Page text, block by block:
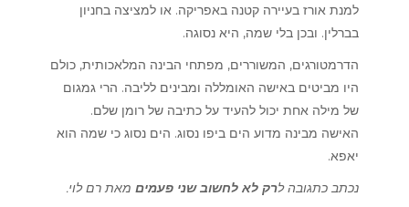
למנת אורז בעיירה קטנה באפריקה. או למציצה בחניון
בברלין. ובכן בלי שמה, היא נסוגה.
הדרמטורגים, המשוררים, מפתחי הבינה המלאכותית, כולם
היו מביטים באישה האומללה ומבינים לליבה. הרי גמגום
של מילה אחת יכול להעיד על כתיבה של רומן שלם.
האישה מבינה מדוע הים ביפו נסוג. הים נסוג כי שמה הוא
יאפא.
נכתב כתגובה לרק לא לחשוב שני פעמים מאת רם לוי.